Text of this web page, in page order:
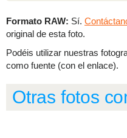
Formato RAW: Sí.
original de esta foto.
Podéis utilizar nuestras
como fuente (con el enlace).
Otras fotos